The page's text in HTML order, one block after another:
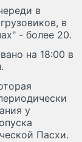
в
в
- более 20.
на 18:00 в
у
Пасхи.